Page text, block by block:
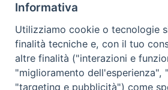
Redazione
Scrivici
Informativa
Utilizziamo cookie o tecnologie
finalità tecniche e, con il tuo
altre finalità ("interazioni e
"miglioramento dell'esperienza",
"targeting e pubblicità") come